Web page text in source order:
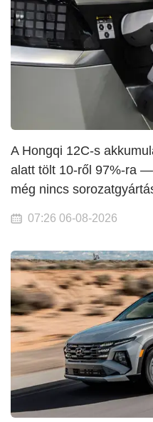
A Hongqi 12C-s
alatt tölt 10-ről 97%-ra
még nincs
07:26 06-08-2026